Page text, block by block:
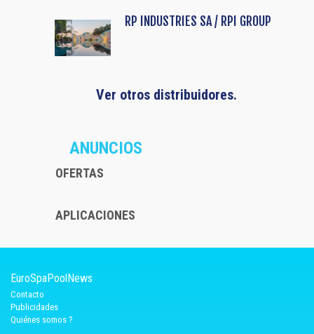
RP INDUSTRIES SA / RPI GROUP
Ver otros distribuidores.
ANUNCIOS
OFERTAS
APLICACIONES
EuroSpaPoolNews
Contacto
Publicidades
Quiénes somos ?